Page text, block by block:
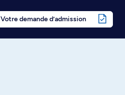
Votre demande d’admission